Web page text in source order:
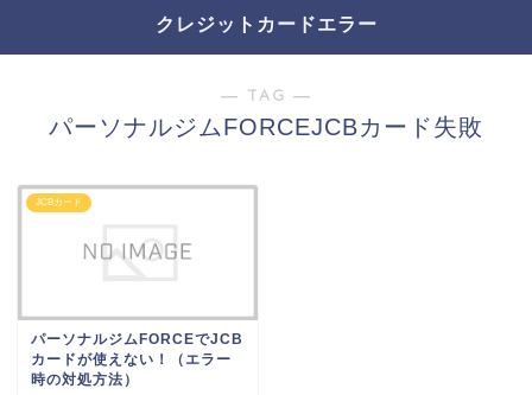
クレジットカードエラー
― TAG ―
パーソナルジムFORCEJCBカード失敗
JCBカード
パーソナルジムFORCEでJCB
カードが使えない！（エラー
時の対処方法）